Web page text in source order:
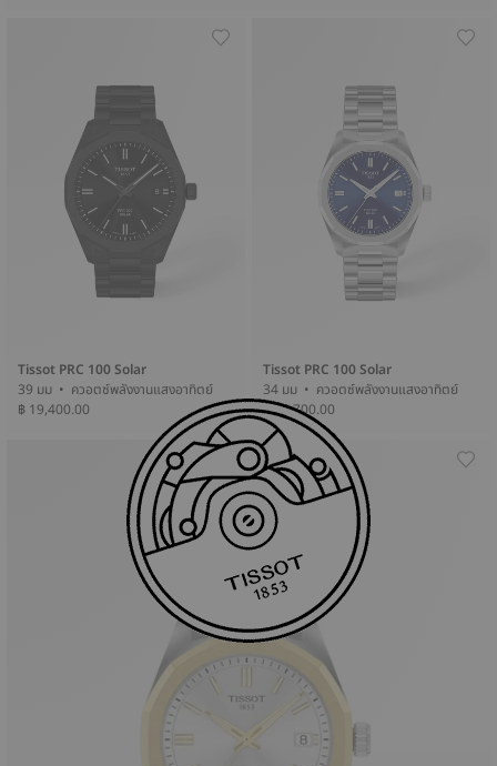
Tissot PRC 100 Solar
39 มม • ควอตซ์พลังงานแสงอาทิตย์
฿ 19,400.00
Tissot PRC 100 Solar
34 มม • ควอตซ์พลังงานแสงอาทิตย์
฿ 17,700.00